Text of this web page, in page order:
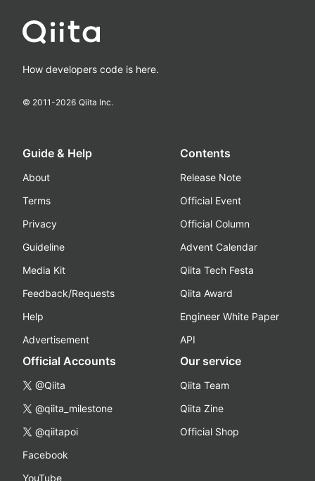
How developers code is here.
© 2011-2026 Qiita Inc.
Guide & Help
About
Terms
Privacy
Guideline
Media Kit
Feedback/Requests
Help
Advertisement
Contents
Release Note
Official Event
Official Column
Advent Calendar
Qiita Tech Festa
Qiita Award
Engineer White Paper
API
Official Accounts
@Qiita
@qiita_milestone
@qiitapoi
Facebook
YouTube
Our service
Qiita Team
Qiita Zine
Official Shop